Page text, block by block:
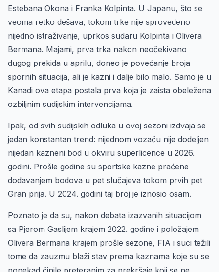
Estebana Okona i Franka Kolpinta. U Japanu, što se
veoma retko dešava, tokom trke nije sprovedeno
nijedno istraživanje, uprkos sudaru Kolpinta i Olivera
Bermana. Majami, prva trka nakon neočekivano
dugog prekida u aprilu, doneo je povećanje broja
spornih situacija, ali je kazni i dalje bilo malo. Samo je u
Kanadi ova etapa postala prva koja je zaista obeležena
ozbiljnim sudijskim intervencijama.
Ipak, od svih sudijskih odluka u ovoj sezoni izdvaja se
jedan konstantan trend: nijednom vozaču nije dodeljen
nijedan kazneni bod u okviru superlicence u 2026.
godini. Prošle godine su sportske kazne praćene
dodavanjem bodova u pet slučajeva tokom prvih pet
Gran prija. U 2024. godini taj broj je iznosio osam.
Poznato je da su, nakon debata izazvanih situacijom
sa Pjerom Gaslijem krajem 2022. godine i položajem
Olivera Bermana krajem prošle sezone, FIA i suci težili
tome da zauzmu blaži stav prema kaznama koje su se
ponekad činile preteranim za prekršaje koji se ne